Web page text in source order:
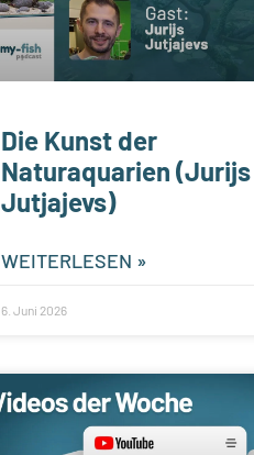
Die Kunst der
Naturaquarien (Jurijs
Jutjajevs)
WEITERLESEN »
6. Juni 2026